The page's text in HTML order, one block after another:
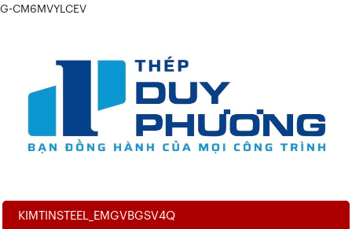
G-CM6MVYLCEV
KIMTINSTEEL_EMGVBGSV4Q